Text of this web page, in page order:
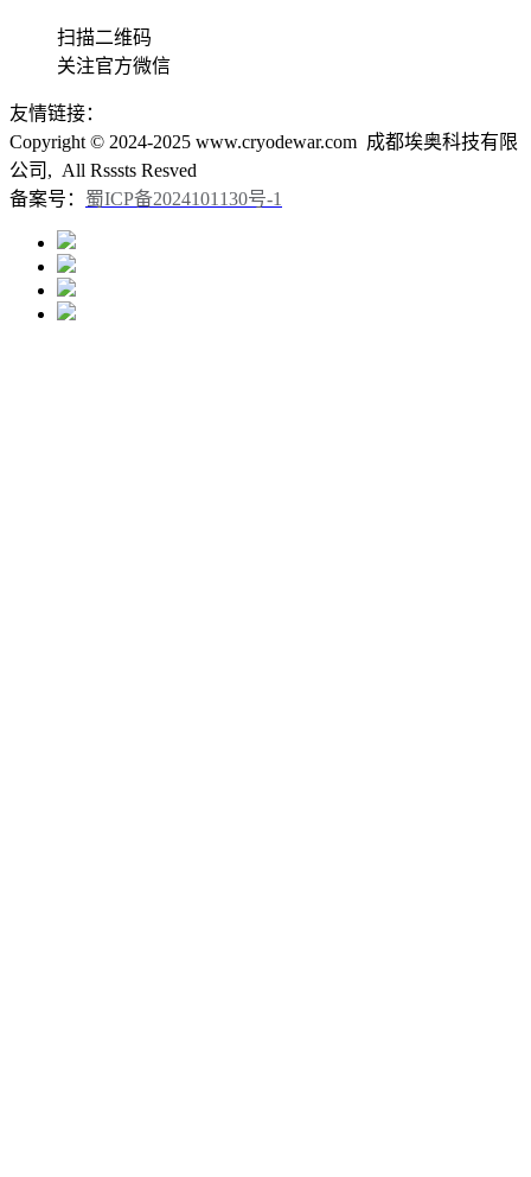
扫描二维码
关注官方微信
友情链接：
Copyright © 2024-2025 www.cryodewar.com 成都埃奥科技有限
公司, All Rsssts Resved
备案号： 蜀ICP备2024101130号-1